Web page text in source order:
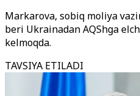
Markarova, sobiq moliya
beri Ukrainadan AQShga
kelmoqda.
TAVSIYA ETILADI